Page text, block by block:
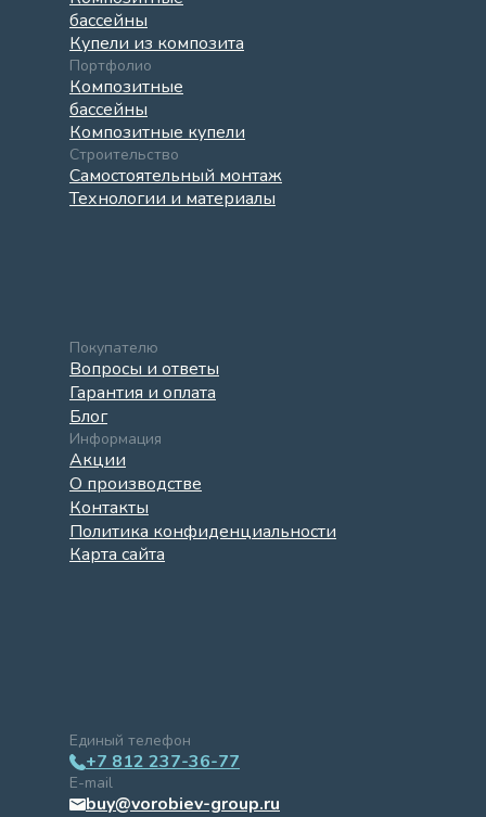
бассейны
Купели из композита
Портфолио
Композитные
бассейны
Композитные купели
Строительство
Самостоятельный монтаж
Технологии и материалы
Покупателю
Вопросы и ответы
Гарантия и оплата
Блог
Информация
Акции
О производстве
Контакты
Политика конфиденциальности
Карта сайта
Единый телефон
+7 812 237-36-77
E-mail
buy@vorobiev-group.ru